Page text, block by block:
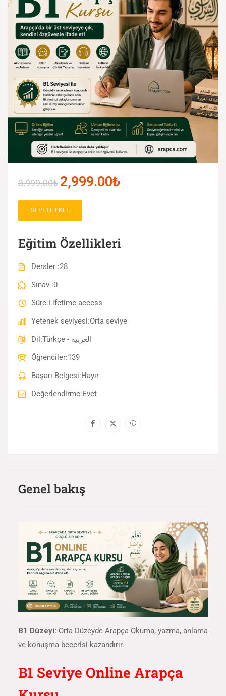
Genel bakış
B1 Düzeyi: Orta Düzeyde Arapça Okuma, yazma, anlama
ve konuşma becerisi kazandırır.
B1 Seviye Online Arapça
3,999.00₺ 2,999.00₺
SEPETE EKLE
Eğitim Özellikleri
Dersler 28
Sınav 0
Süre Lifetime access
Yetenek seviyesi Orta seviye
Dil
Türkçe - العربية
Öğrenciler 139
Başarı Belgesi Hayır
Değerlendirme Evet